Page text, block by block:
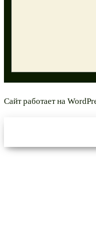
Сайт работает на